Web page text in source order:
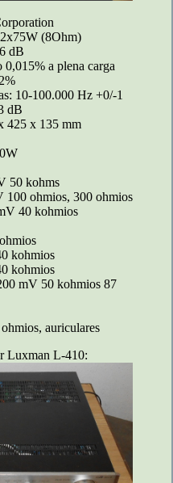
(8Ohm)
dB
a plena carga
10-100.000 Hz +0/-1
dB
425 x 135 mm
50 kohms
100 ohmios, 300 ohmios
40 kohmios
kohmios
kohmios
mV 50 kohmios 87
auriculares
Luxman L-410: